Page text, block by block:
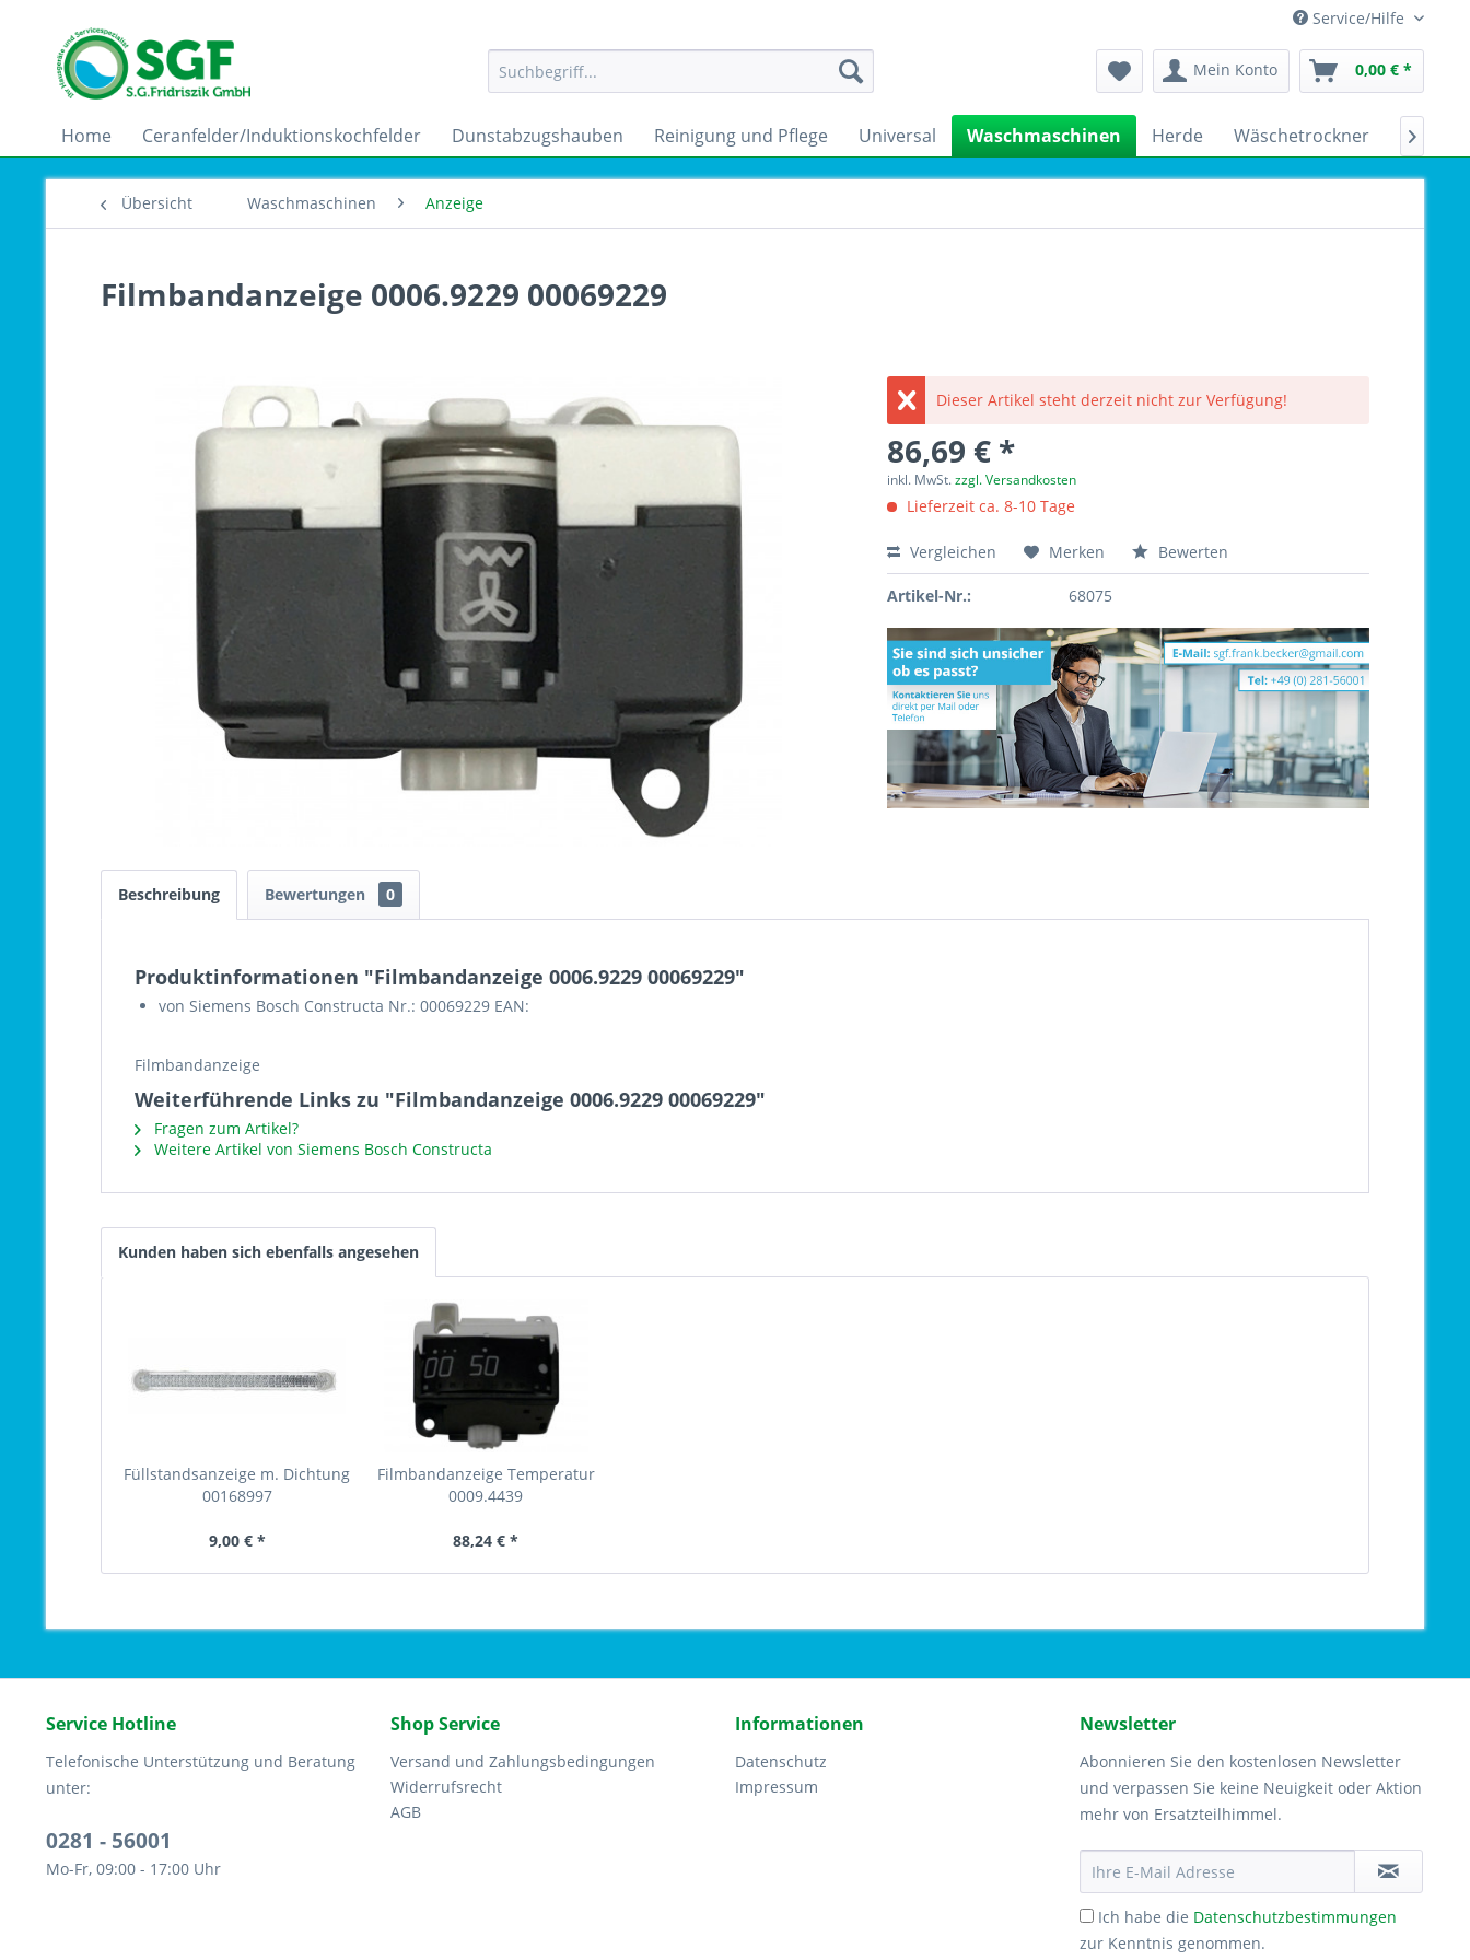
Service/Hilfe
Mein Konto 0,00 € *
Home Ceranfelder/Induktionskochfelder Dunstabzugshauben Reinigung und Pflege Universal Waschmaschinen Herde Wäschetrockner 
Übersicht Waschmaschinen Anzeige
Filmbandanzeige 0006.9229 00069229
Dieser Artikel steht derzeit nicht zur Verfügung!
86,69 € *
inkl. MwSt.zzgl. Versandkosten
Lieferzeit ca. 8-10 Tage
Vergleichen Merken Bewerten
Artikel-Nr.: 68075
Beschreibung Bewertungen 0
Produktinformationen "Filmbandanzeige 0006.9229 00069229"
von Siemens Bosch Constructa Nr.: 00069229 EAN:
Filmbandanzeige
Weiterführende Links zu "Filmbandanzeige 0006.9229 00069229"
Fragen zum Artikel?
Weitere Artikel von Siemens Bosch Constructa
Kunden haben sich ebenfalls angesehen
Füllstandsanzeige m. Dichtung
00168997
9,00 € *
Filmbandanzeige Temperatur
0009.4439
88,24 € *
Service Hotline
Telefonische Unterstützung und Beratung
unter:
0281 - 56001
Mo-Fr, 09:00 - 17:00 Uhr
Shop Service
Versand und Zahlungsbedingungen
Widerrufsrecht
AGB
Informationen
Datenschutz
Impressum
Newsletter
Abonnieren Sie den kostenlosen Newsletter
und verpassen Sie keine Neuigkeit oder Aktion
mehr von Ersatzteilhimmel.
Ich habe die Datenschutzbestimmungen
zur Kenntnis genommen.